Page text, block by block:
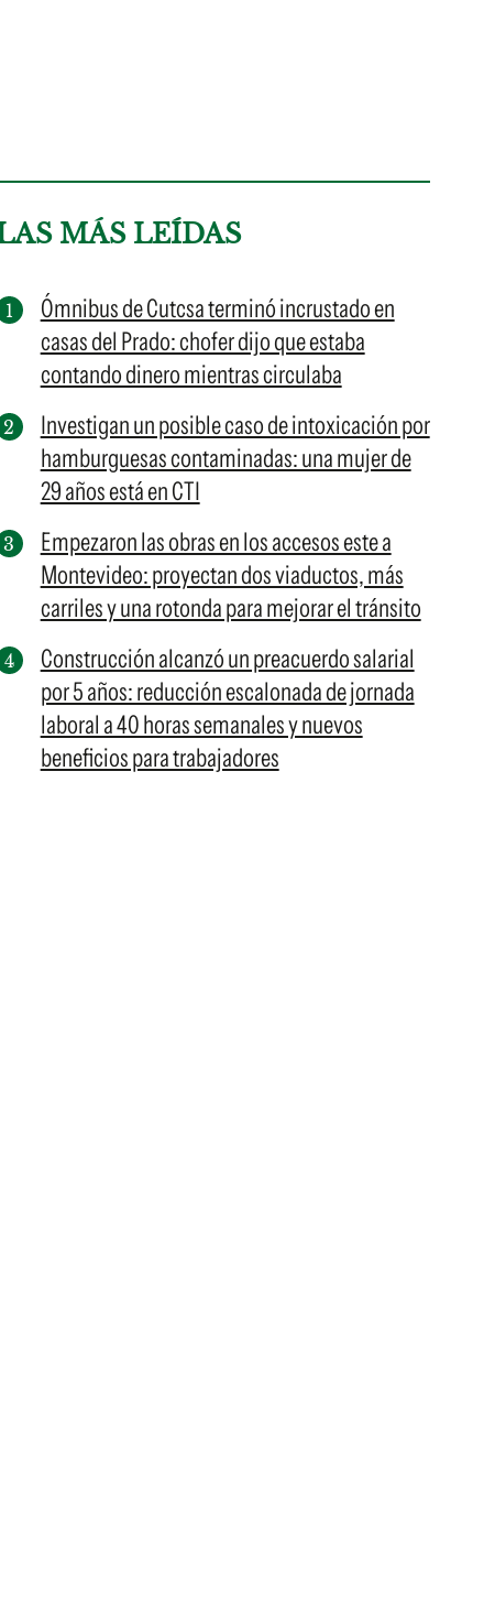
MÁS LEÍDAS
Ómnibus de Cutcsa terminó incrustado en
casas del Prado: chofer dijo que estaba
contando dinero mientras circulaba
Investigan un posible caso de intoxicación por
hamburguesas contaminadas: una mujer de
29 años está en CTI
Empezaron las obras en los accesos este a
Montevideo: proyectan dos viaductos, más
carriles y una rotonda para mejorar el tránsito
Construcción alcanzó un preacuerdo salarial
por 5 años: reducción escalonada de jornada
laboral a 40 horas semanales y nuevos
beneficios para trabajadores